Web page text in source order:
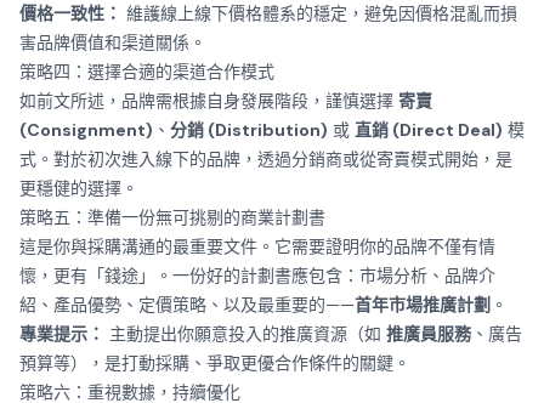
價格一致性： 維護線上線下價格體系的穩定，避免因價格混亂而損
害品牌價值和渠道關係。
策略四：選擇合適的渠道合作模式
如前文所述，品牌需根據自身發展階段，謹慎選擇 寄賣
(Consignment) 、 分銷 (Distribution) 或 直銷 (Direct Deal) 模
式。對於初次進入線下的品牌，透過分銷商或從寄賣模式開始，是
更穩健的選擇。
策略五：準備一份無可挑剔的商業計劃書
這是你與採購溝通的最重要文件。它需要證明你的品牌不僅有情
懷，更有「錢途」。一份好的計劃書應包含：市場分析、品牌介
紹、產品優勢、定價策略、以及最重要的——首年市場推廣計劃 。
專業提示： 主動提出你願意投入的推廣資源（如 推廣員服務 、廣告
預算等），是打動採購、爭取更優合作條件的關鍵。
策略六：重視數據，持續優化